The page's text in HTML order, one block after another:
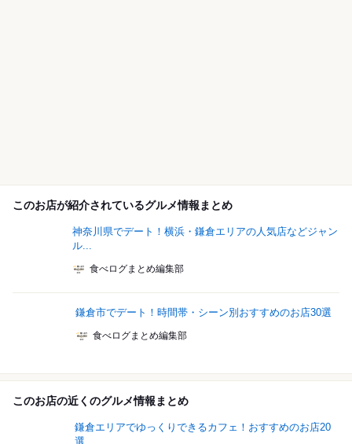
このお店が紹介されているグルメ情報まとめ
神奈川県でデート！横浜・鎌倉エリアの人気店などジャン
ル...
食べログまとめ編集部
鎌倉市でデート！時間帯・シーン別おすすめのお店30選
食べログまとめ編集部
このお店の近くのグルメ情報まとめ
鎌倉エリアでゆっくりできるカフェ！おすすめのお店20
選